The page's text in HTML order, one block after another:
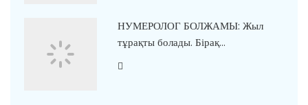
НУМЕРОЛОГ БОЛЖАМЫ: Жыл
тұрақты болады. Бірақ…